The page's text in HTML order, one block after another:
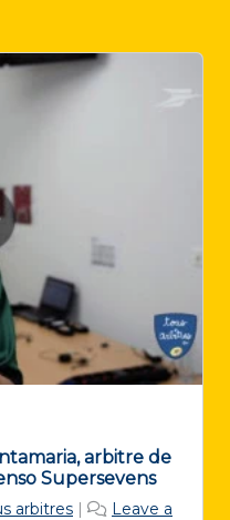
arbitre de
Supersevens
arbitres |
Leave a